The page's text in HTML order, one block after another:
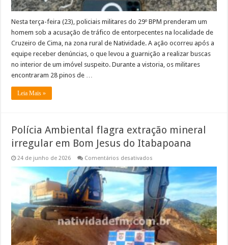
Nesta terça-feira (23), policiais militares do 29º BPM prenderam um
homem sob a acusação de tráfico de entorpecentes na localidade de
Cruzeiro de Cima, na zona rural de Natividade. A ação ocorreu após a
equipe receber denúncias, o que levou a guarnição a realizar buscas
no interior de um imóvel suspeito. Durante a vistoria, os militares
encontraram 28 pinos de …
Leia Mais »
Polícia Ambiental flagra extração mineral
irregular em Bom Jesus do Itabapoana
24 de junho de 2026 Comentários desativados
Ambiental
flagra
extração
mineral
irregular
em
Bom
Jesus
do
Itabapoana